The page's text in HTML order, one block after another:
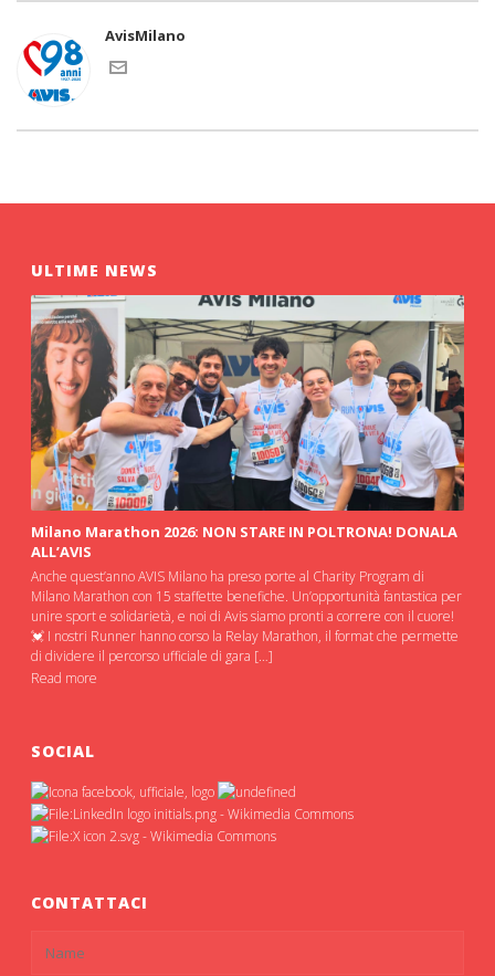
AvisMilano
ULTIME NEWS
Milano Marathon 2026: NON STARE IN POLTRONA! DONALA
ALL’AVIS
Anche quest’anno AVIS Milano ha preso porte al Charity Program di
Milano Marathon con 15 staffette benefiche. Un’opportunità fantastica per
unire sport e solidarietà, e noi di Avis siamo pronti a correre con il cuore!
💓 I nostri Runner hanno corso la Relay Marathon, il format che permette
di dividere il percorso ufficiale di gara […]
Read more
SOCIAL
CONTATTACI